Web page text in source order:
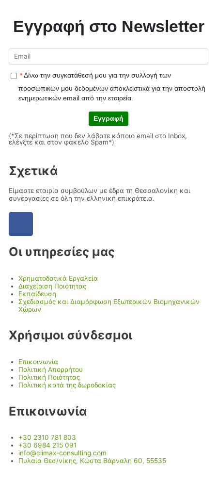
Εγγραφή στο Newsletter
* Δίνω την συγκατάθεσή μου για την συλλογή των
προσωπικών μου δεδομένων αποκλειστικά για την αποστολή
ενημερωτικών email από την εταιρεία.
Εγγραφή
(*Σε περίπτωση που δεν λάβατε κάποιο email στο Inbox,
ελέγξτε και στον φάκελο Spam*)
Σχετικά
Είμαστε εταιρία συμβούλων με έδρα τη Θεσσαλονίκη και
συνεργασίες σε όλη την ελληνική επικράτεια.
Οι υπηρεσίες μας
Χρηματοδοτικά Εργαλεία
Διαχείριση Ποιότητας
Εκπαίδευση
Σχεδιασμός και Διαμόρφωση Εξωτερικών Βιομηχανικών
Χώρων
Χρήσιμοι σύνδεσμοι
Επικοινωνία
Πολιτική Απορρήτου
Πολιτική Ποιότητας
Πολιτική κατά της δωροδοκίας
Επικοινωνία
+30 2310 781 803
+30 6984 215 091
info@climax-consulting.com
Πυλαία Θεσ/νίκης, Κώστα Βάρναλη 60, 55535